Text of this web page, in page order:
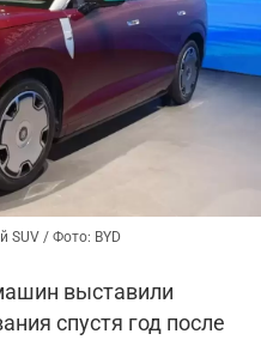
SUV / Фото: BYD
выставили
спустя год после